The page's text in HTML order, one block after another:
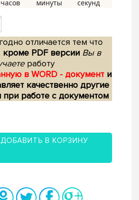
отличается тем что
кроме PDF версии Вы в
работу
в WORD - документ и
качественно другие
при работе с документом
ДОБАВИТЬ В КОРЗИНУ